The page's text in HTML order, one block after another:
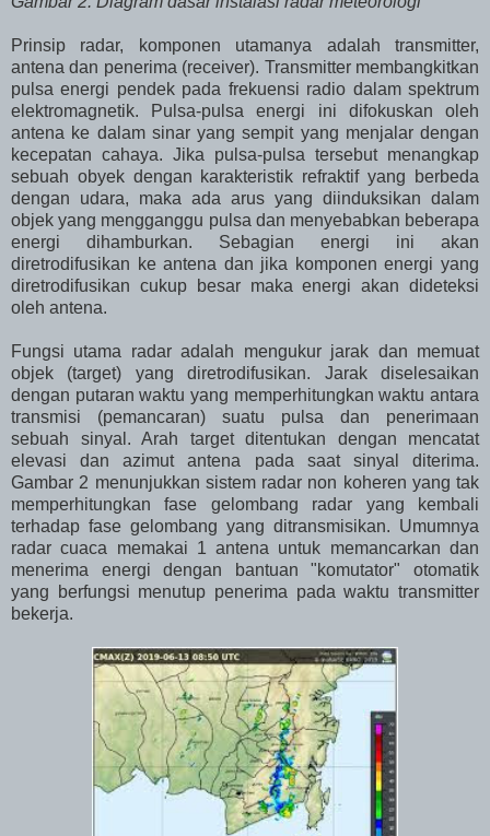
Prinsip radar, komponen utamanya adalah transmitter,
antena dan penerima (receiver). Transmitter membangkitkan
pulsa energi pendek pada frekuensi radio dalam spektrum
elektromagnetik. Pulsa-pulsa energi ini difokuskan oleh
antena ke dalam sinar yang sempit yang menjalar dengan
kecepatan cahaya. Jika pulsa-pulsa tersebut menangkap
sebuah obyek dengan karakteristik refraktif yang berbeda
dengan udara, maka ada arus yang diinduksikan dalam
objek yang mengganggu pulsa dan menyebabkan beberapa
energi dihamburkan. Sebagian energi ini akan
diretrodifusikan ke antena dan jika komponen energi yang
diretrodifusikan cukup besar maka energi akan dideteksi
oleh antena.
Fungsi utama radar adalah mengukur jarak dan memuat
objek (target) yang diretrodifusikan. Jarak diselesaikan
dengan putaran waktu yang memperhitungkan waktu antara
transmisi (pemancaran) suatu pulsa dan penerimaan
sebuah sinyal. Arah target ditentukan dengan mencatat
elevasi dan azimut antena pada saat sinyal diterima.
Gambar 2 menunjukkan sistem radar non koheren yang tak
memperhitungkan fase gelombang radar yang kembali
terhadap fase gelombang yang ditransmisikan. Umumnya
radar cuaca memakai 1 antena untuk memancarkan dan
menerima energi dengan bantuan "komutator" otomatik
yang berfungsi menutup penerima pada waktu transmitter
bekerja.